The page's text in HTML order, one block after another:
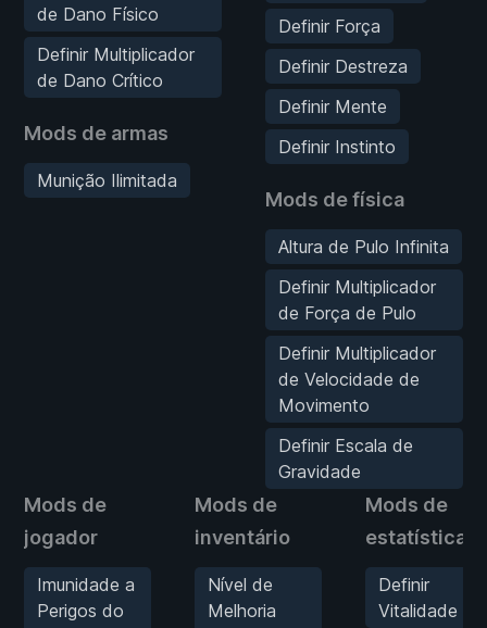
de Dano Físico
Definir Multiplicador
de Dano Crítico
Mods de armas
Munição Ilimitada
Definir Força
Definir Destreza
Definir Mente
Definir Instinto
Mods de física
Altura de Pulo Infinita
Definir Multiplicador
de Força de Pulo
Definir Multiplicador
de Velocidade de
Movimento
Definir Escala de
Gravidade
Mods de
jogador
Imunidade a
Perigos do
Mods de
inventário
Nível de
Melhoria
Mods de
estatísticas
Definir
Vitalidade